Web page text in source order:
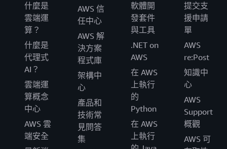
什麼是
雲端運
算？
什麼是
代理式
AI？
雲端運
算概念
中心
AWS 雲
端安全
AWS 信
任中心
AWS 解
決方案
程式庫
架構中
心
產品和
技術常
見問答
集
軟體開
發套件
與工具
.NET on
AWS
在 AWS
上執行
的
Python
在 AWS
上執行
提交支
援申請
單
AWS
re:Post
知識中
心
AWS
Support
概觀
AWS 可